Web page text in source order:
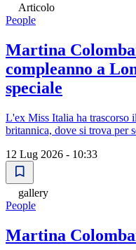
Articolo
People
Martina
compleanno a
speciale
L'ex Miss Italia ha trascorso
britannica, dove si trova per
12 Lug 2026 - 10:33
gallery
People
Martina